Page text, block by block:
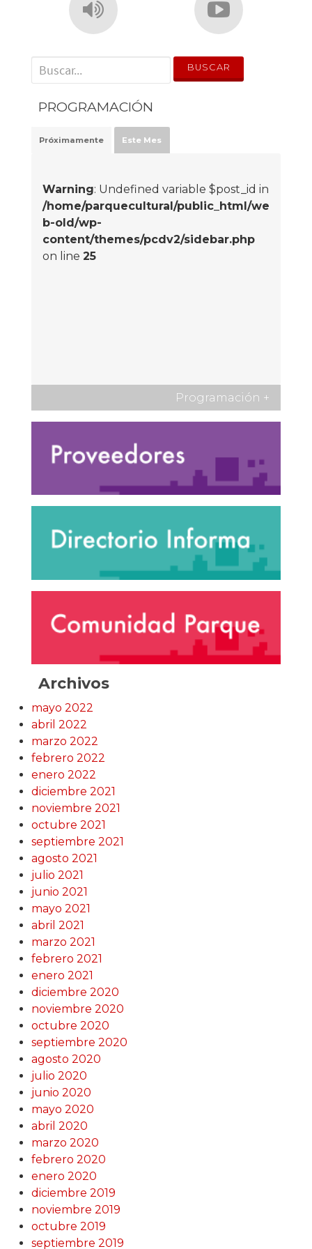
' . __('Search for:') . '
PROGRAMACIÓN
Próximamente Este Mes
Warning: Undefined variable $post_id in
/home/parquecultural/public_html/we
b-old/wp-
content/themes/pcdv2/sidebar.php
on line 25
Programación +
Archivos
mayo 2022
abril 2022
marzo 2022
febrero 2022
enero 2022
diciembre 2021
noviembre 2021
octubre 2021
septiembre 2021
agosto 2021
julio 2021
junio 2021
mayo 2021
abril 2021
marzo 2021
febrero 2021
enero 2021
diciembre 2020
noviembre 2020
octubre 2020
septiembre 2020
agosto 2020
julio 2020
junio 2020
mayo 2020
abril 2020
marzo 2020
febrero 2020
enero 2020
diciembre 2019
noviembre 2019
octubre 2019
septiembre 2019